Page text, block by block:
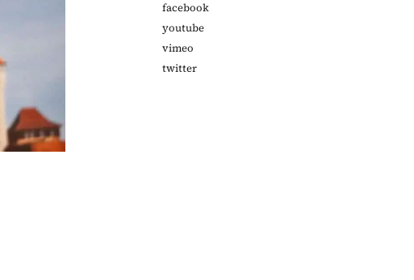
facebook
youtube
vimeo
twitter